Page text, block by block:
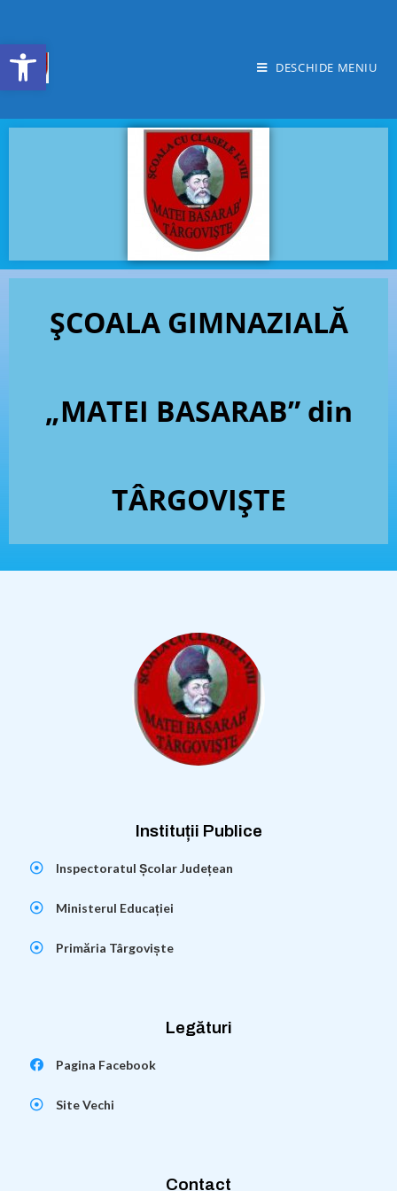
DESCHIDE MENIU
ȘCOALA GIMNAZIALĂ
„MATEI BASARAB” din
TÂRGOVIȘTE
Instituții Publice
Inspectoratul Școlar Județean
Ministerul Educației
Primăria Târgoviște
Legături
Pagina Facebook
Site Vechi
Contact
Deschide bara de unelte